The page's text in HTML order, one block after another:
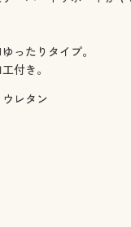
ったりタイプ。
付き。
レタン